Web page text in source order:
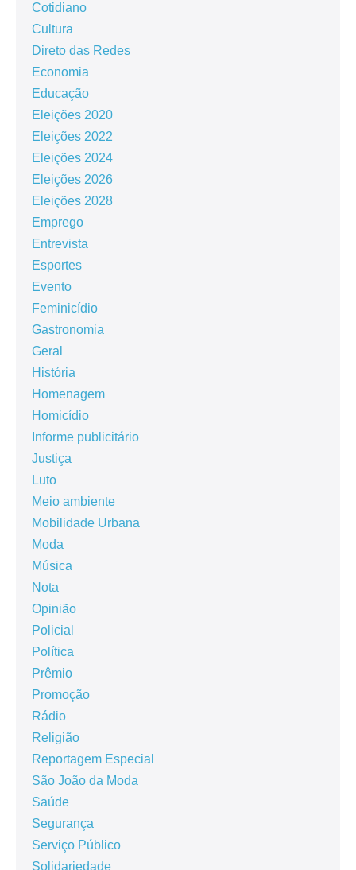
Cotidiano
Cultura
Direto das Redes
Economia
Educação
Eleições 2020
Eleições 2022
Eleições 2024
Eleições 2026
Eleições 2028
Emprego
Entrevista
Esportes
Evento
Feminicídio
Gastronomia
Geral
História
Homenagem
Homicídio
Informe publicitário
Justiça
Luto
Meio ambiente
Mobilidade Urbana
Moda
Música
Nota
Opinião
Policial
Política
Prêmio
Promoção
Rádio
Religião
Reportagem Especial
São João da Moda
Saúde
Segurança
Serviço Público
Solidariedade